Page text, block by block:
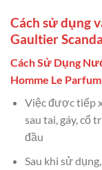
Cách sử dụng
Gaultier
Cách Sử Dụng
Homme Le Parfum
Việc được tiếp
sau tai, gáy, cổ
đầu
Sau khi sử